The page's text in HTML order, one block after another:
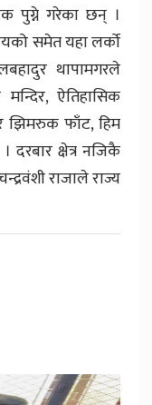
पुग्ने गरेका छन् ।
समेत यहा लर्को
थापामगरले
मन्दिर, ऐतिहासिक
झिमरुक फाँट, हिम
दरबार क्षेत्र नजिकै
राजाले राज्य